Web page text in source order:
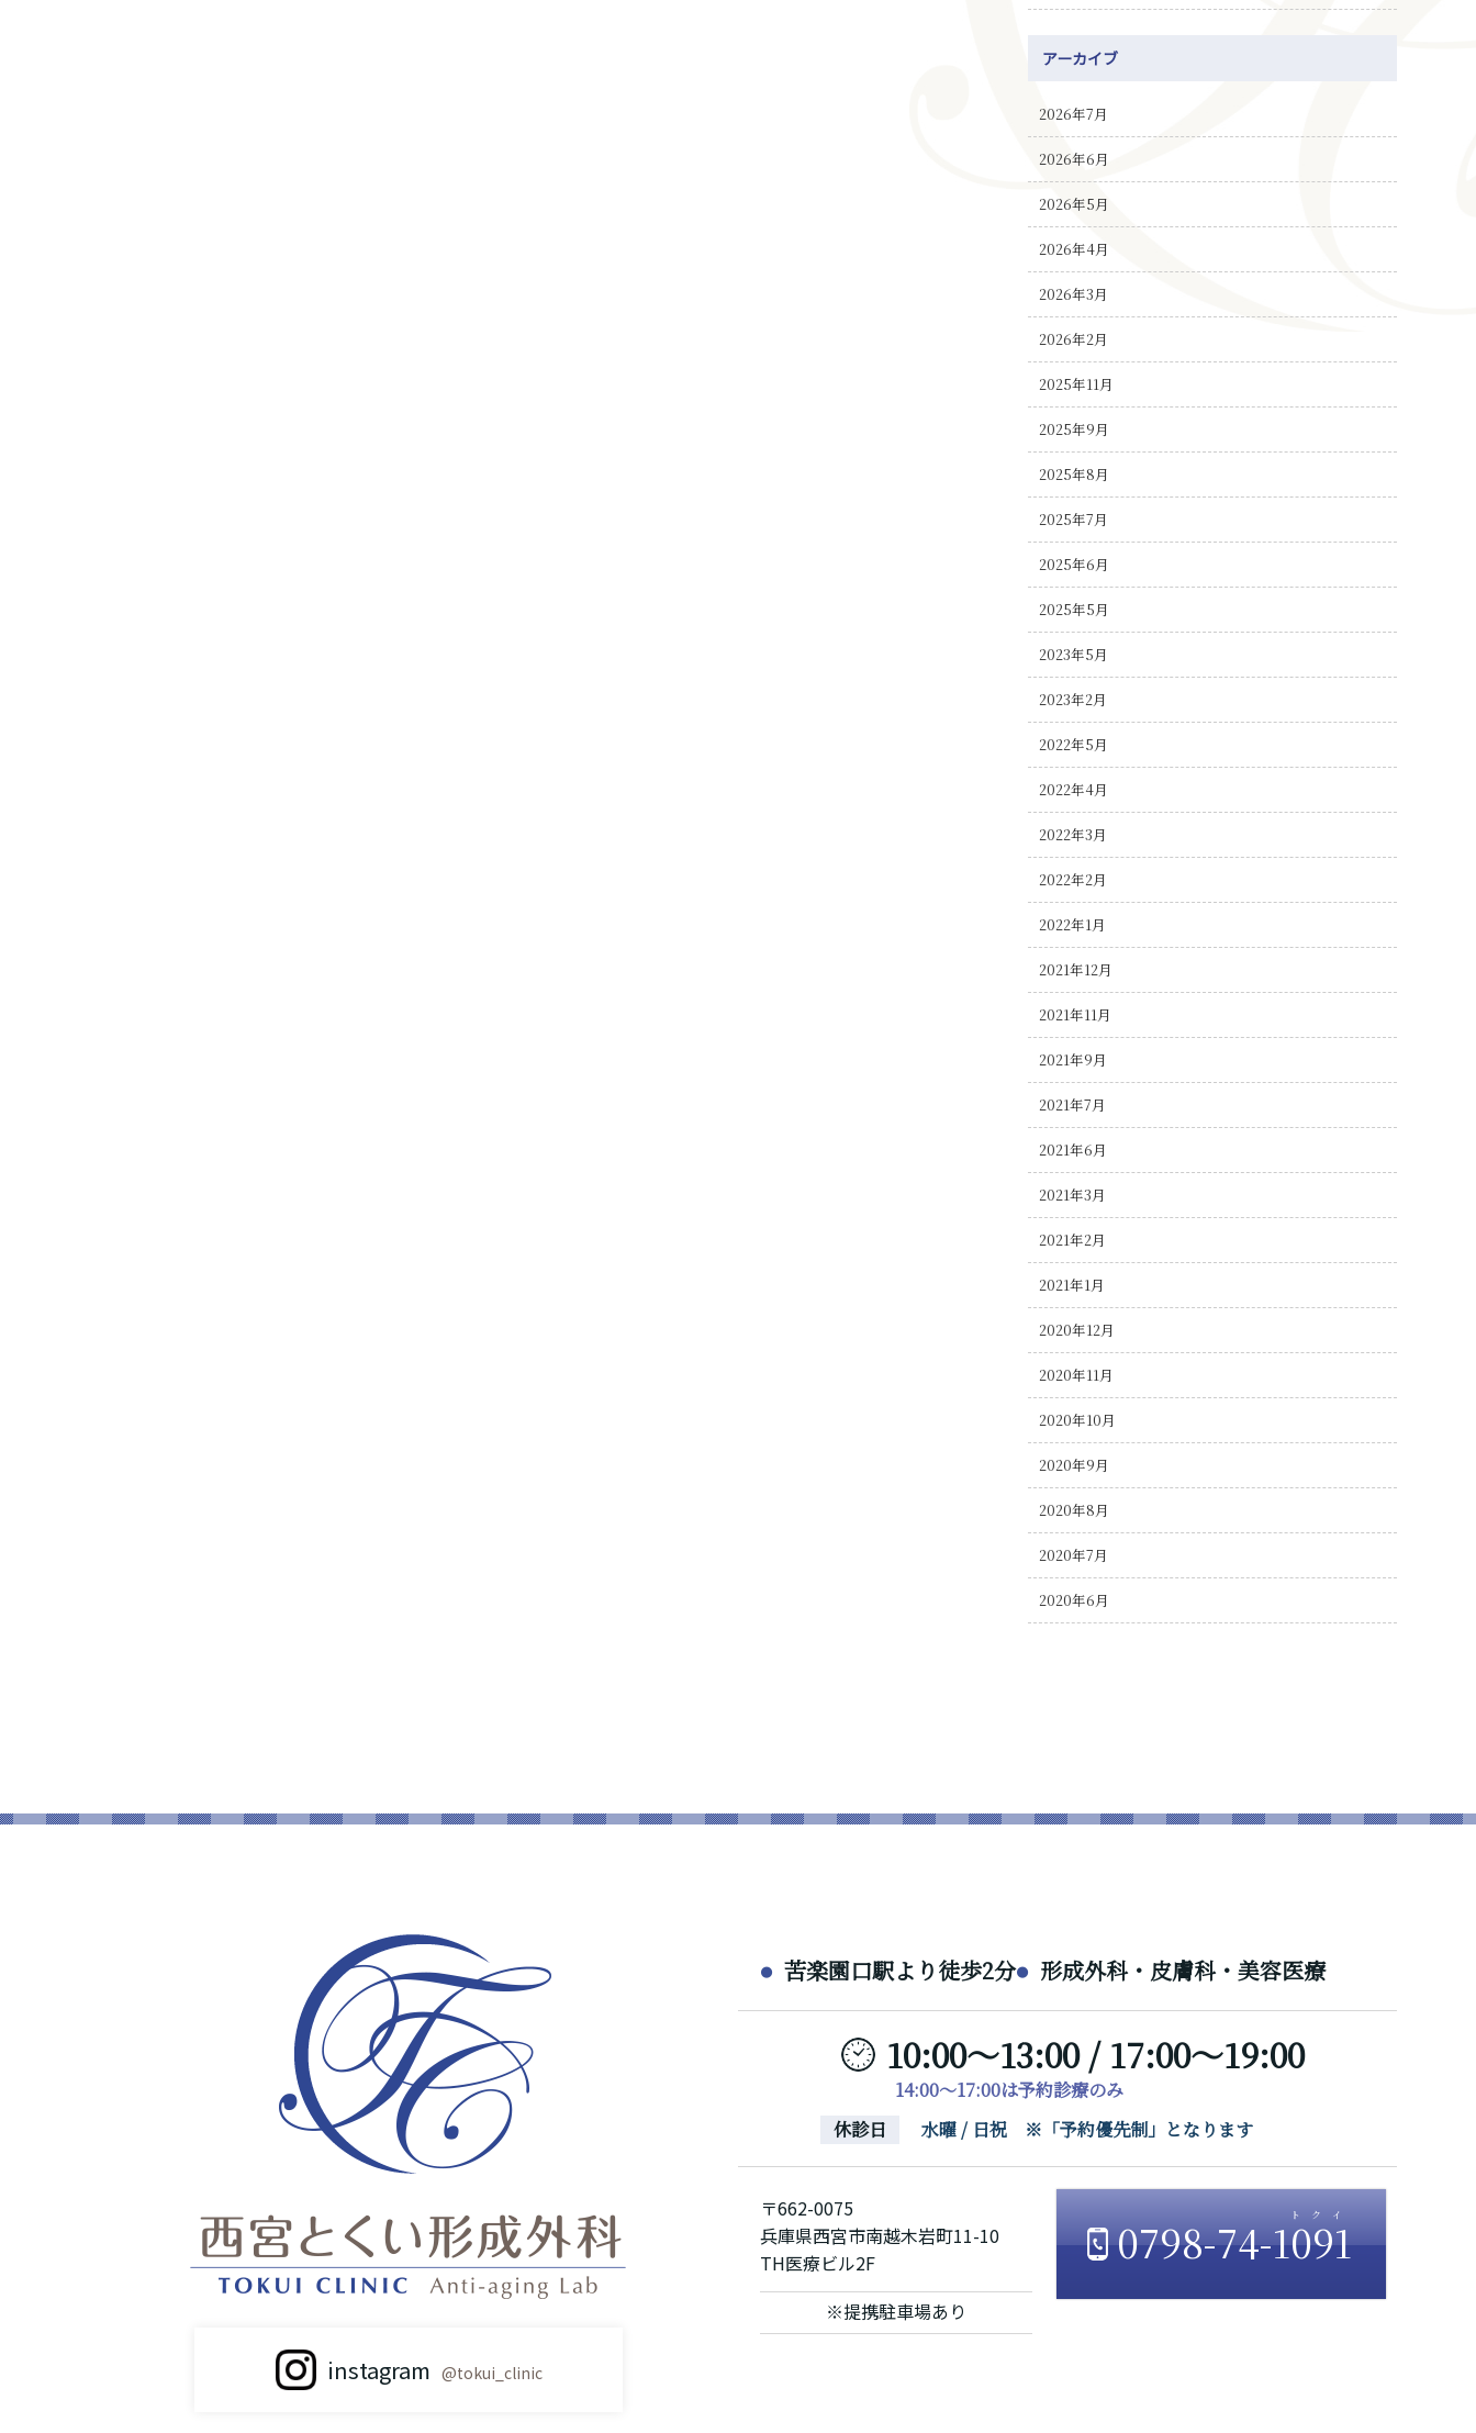
アーカイブ
2026年7月
2026年6月
2026年5月
2026年4月
2026年3月
2026年2月
2025年11月
2025年9月
2025年8月
2025年7月
2025年6月
2025年5月
2023年5月
2023年2月
2022年5月
2022年4月
2022年3月
2022年2月
2022年1月
2021年12月
2021年11月
2021年9月
2021年7月
2021年6月
2021年3月
2021年2月
2021年1月
2020年12月
2020年11月
2020年10月
2020年9月
2020年8月
2020年7月
2020年6月
instagram @tokui_clinic
苦楽園口駅より徒歩2分 形成外科・皮膚科・美容医療
10:00～13:00 / 17:00～19:00
14:00～17:00は予約診療のみ
休診日
水曜 / 日祝 ※「予約優先制」となります
〒662-0075
兵庫県西宮市南越木岩町11-10
TH医療ビル2F
※提携駐車場あり
0798-74-1091